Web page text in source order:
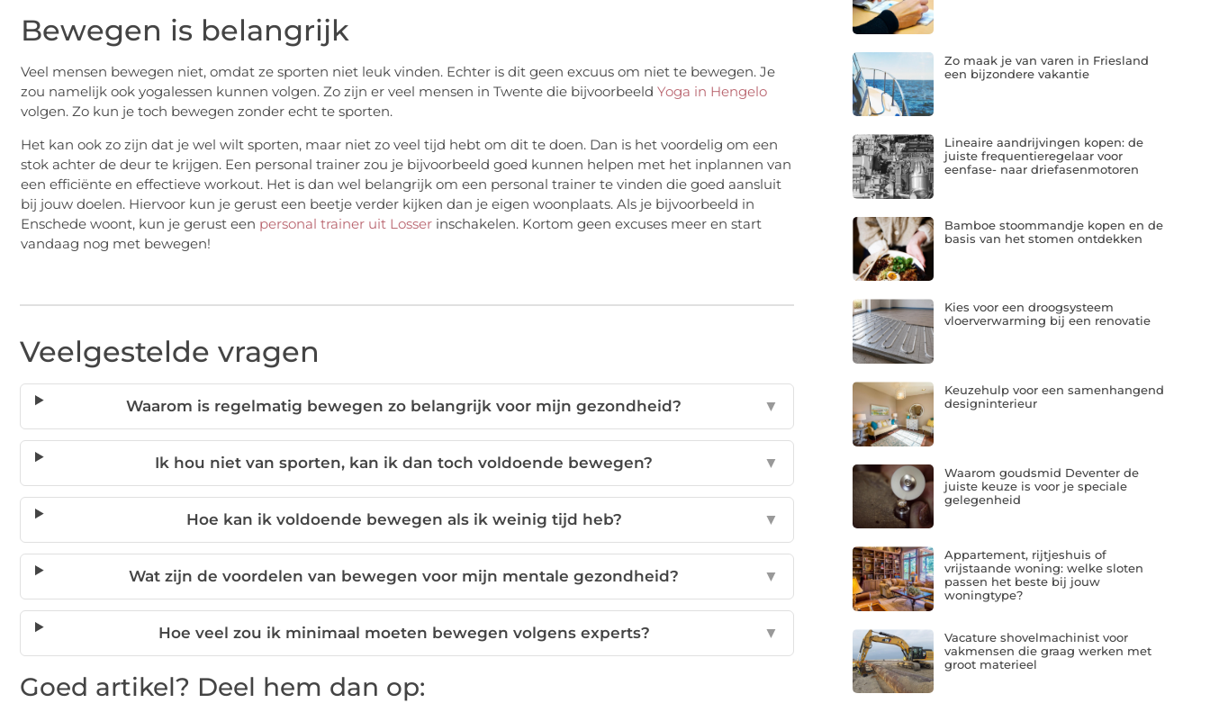
Bewegen is belangrijk
Veel mensen bewegen niet, omdat ze sporten niet leuk vinden. Echter is dit geen excuus om niet te bewegen. Je
zou namelijk ook yogalessen kunnen volgen. Zo zijn er veel mensen in Twente die bijvoorbeeld Yoga in Hengelo
volgen. Zo kun je toch bewegen zonder echt te sporten.
Het kan ook zo zijn dat je wel wilt sporten, maar niet zo veel tijd hebt om dit te doen. Dan is het voordelig om een
stok achter de deur te krijgen. Een personal trainer zou je bijvoorbeeld goed kunnen helpen met het inplannen van
een efficiënte en effectieve workout. Het is dan wel belangrijk om een personal trainer te vinden die goed aansluit
bij jouw doelen. Hiervoor kun je gerust een beetje verder kijken dan je eigen woonplaats. Als je bijvoorbeeld in
Enschede woont, kun je gerust een personal trainer uit Losser inschakelen. Kortom geen excuses meer en start
vandaag nog met bewegen!
Veelgestelde vragen
Waarom is regelmatig bewegen zo belangrijk voor mijn gezondheid? ▼
Ik hou niet van sporten, kan ik dan toch voldoende bewegen? ▼
Hoe kan ik voldoende bewegen als ik weinig tijd heb? ▼
Wat zijn de voordelen van bewegen voor mijn mentale gezondheid? ▼
Hoe veel zou ik minimaal moeten bewegen volgens experts? ▼
Goed artikel? Deel hem dan op:
Zo maak je van varen in Friesland
een bijzondere vakantie
Lineaire aandrijvingen kopen: de
juiste frequentieregelaar voor
eenfase- naar driefasenmotoren
Bamboe stoommandje kopen en de
basis van het stomen ontdekken
Kies voor een droogsysteem
vloerverwarming bij een renovatie
Keuzehulp voor een samenhangend
designinterieur
Waarom goudsmid Deventer de
juiste keuze is voor je speciale
gelegenheid
Appartement, rijtjeshuis of
vrijstaande woning: welke sloten
passen het beste bij jouw
woningtype?
Vacature shovelmachinist voor
vakmensen die graag werken met
groot materieel